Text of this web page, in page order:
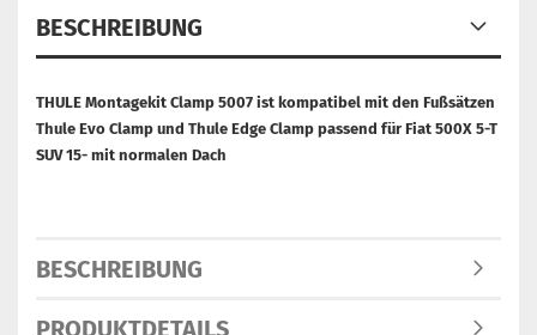
BESCHREIBUNG
THULE Montagekit Clamp 5007 ist kompatibel mit den Fußsätzen
Thule Evo Clamp und Thule Edge Clamp passend für Fiat 500X 5-T
SUV 15- mit normalen Dach
BESCHREIBUNG
PRODUKTDETAILS